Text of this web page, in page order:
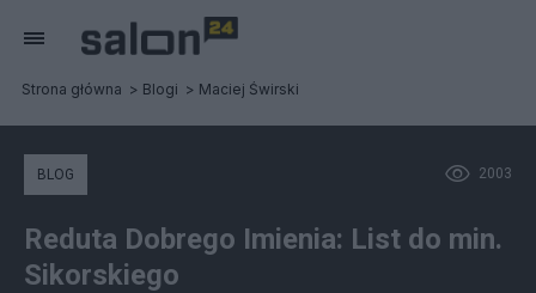
Strona główna Blogi Maciej Świrski
2003
BLOG
Reduta Dobrego Imienia: List do min.
Sikorskiego